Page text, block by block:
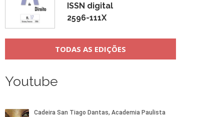
ISSN digital
2596-111X
TODAS AS EDIÇÕES
Youtube